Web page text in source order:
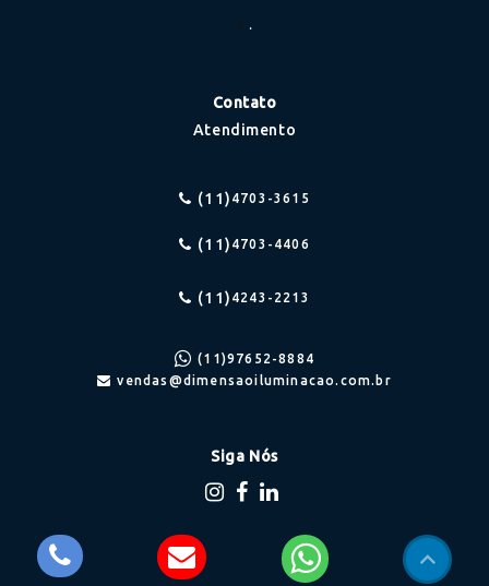
.
Contato
Atendimento
(11) 4703-3615
(11) 4703-4406
(11) 4243-2213
(11)97652-8884
vendas@dimensaoiluminacao.com.br
Siga Nós
Onde estamos